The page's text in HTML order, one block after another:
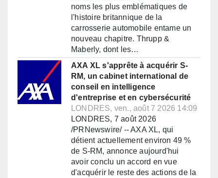
noms les plus emblématiques de
l'histoire britannique de la
carrosserie automobile entame un
nouveau chapitre. Thrupp &
Maberly, dont les…
AXA XL s'apprête à acquérir S-
RM, un cabinet international de
conseil en intelligence
d'entreprise et en cybersécurité
LONDRES, ven., août 7 2026 14:09
LONDRES, 7 août 2026
/PRNewswire/ -- AXA XL, qui
détient actuellement environ 49 %
de S-RM, annonce aujourd'hui
avoir conclu un accord en vue
d'acquérir le reste des actions de la